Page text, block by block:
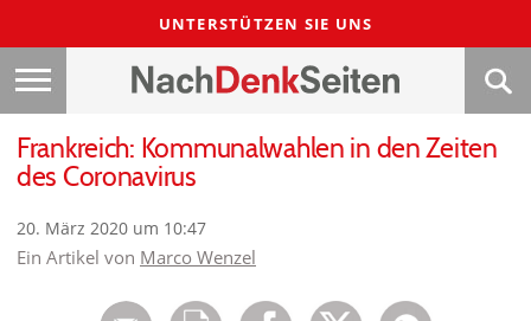
UNTERSTÜTZEN SIE UNS
Frankreich: Kommunalwahlen in den Zeiten
des Coronavirus
20. März 2020 um 10:47
Ein Artikel von Marco Wenzel